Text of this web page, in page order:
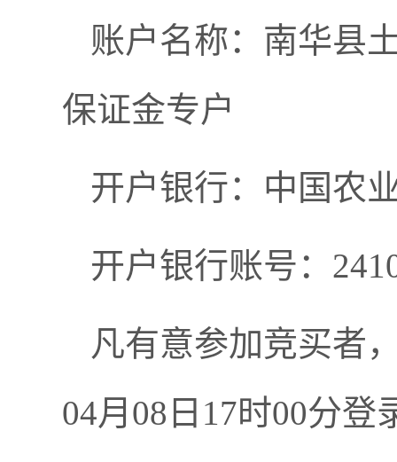
账户名称：南华县
保证金专户
开户银行：中国农
开户银行账号：
凡有意参加竞买者
04月08日17时00分